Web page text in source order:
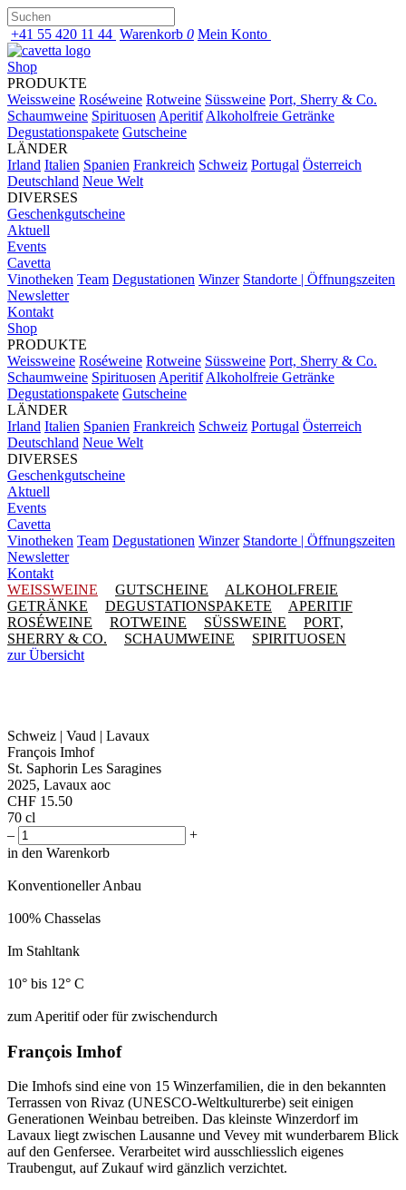
+41 55 420 11 44 Warenkorb 0 Mein Konto
Shop
PRODUKTE
Weissweine Roséweine Rotweine Süssweine Port, Sherry & Co.
Schaumweine Spirituosen Aperitif Alkoholfreie Getränke
Degustationspakete Gutscheine
LÄNDER
Irland Italien Spanien Frankreich Schweiz Portugal Österreich
Deutschland Neue Welt
DIVERSES
Geschenkgutscheine
Aktuell
Events
Cavetta
Vinotheken Team Degustationen Winzer Standorte | Öffnungszeiten
Newsletter
Kontakt
Shop
PRODUKTE
Weissweine Roséweine Rotweine Süssweine Port, Sherry & Co.
Schaumweine Spirituosen Aperitif Alkoholfreie Getränke
Degustationspakete Gutscheine
LÄNDER
Irland Italien Spanien Frankreich Schweiz Portugal Österreich
Deutschland Neue Welt
DIVERSES
Geschenkgutscheine
Aktuell
Events
Cavetta
Vinotheken Team Degustationen Winzer Standorte | Öffnungszeiten
Newsletter
Kontakt
WEISSWEINE
GUTSCHEINE
ALKOHOLFREIE
GETRÄNKE
DEGUSTATIONSPAKETE
APERITIF
ROSÉWEINE
ROTWEINE SÜSSWEINE
PORT,
SHERRY & CO.
SCHAUMWEINE
SPIRITUOSEN
zur Übersicht
Schweiz | Vaud | Lavaux
François Imhof
St. Saphorin Les Saragines
2025, Lavaux aoc
CHF 15.50
70 cl
–
+
in den Warenkorb
Konventioneller Anbau
100% Chasselas
Im Stahltank
10° bis 12° C
zum Aperitif oder für zwischendurch
François Imhof
Die Imhofs sind eine von 15 Winzerfamilien, die in den bekannten
Terrassen von Rivaz (UNESCO-Weltkulturerbe) seit einigen
Generationen Weinbau betreiben. Das kleinste Winzerdorf im
Lavaux liegt zwischen Lausanne und Vevey mit wunderbarem Blick
auf den Genfersee. Verarbeitet wird ausschliesslich eigenes
Traubengut, auf Zukauf wird gänzlich verzichtet.